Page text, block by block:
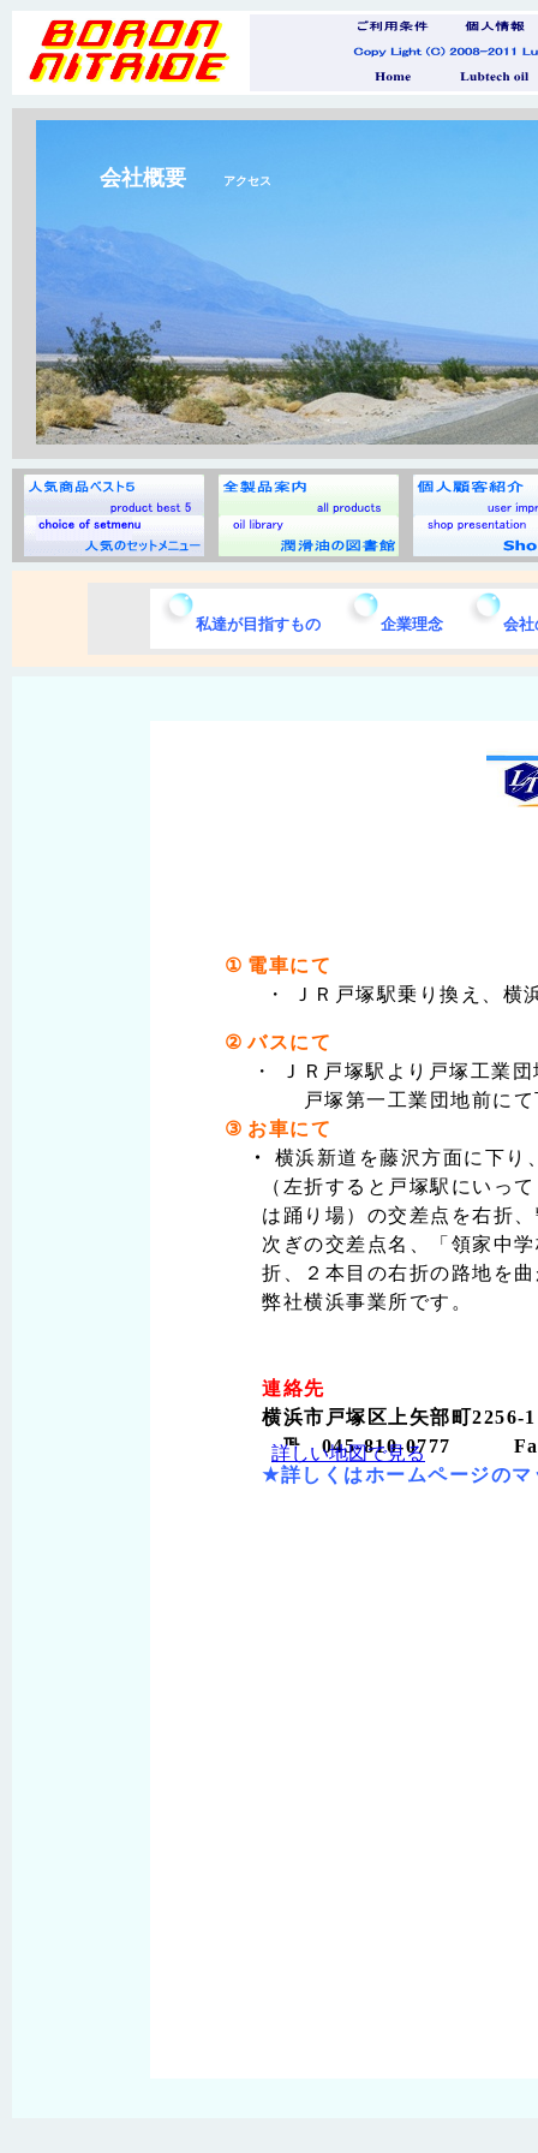
私達が目指すもの 企業理念 会
① 電車にて
・
ＪＲ 戸塚駅乗り換え、横
② バスにて
・
ＪＲ 戸塚駅 より戸塚工業
戸塚第一工業団地前にて
③ お車にて
・ 横浜新道を藤沢方面に下
（左折すると戸塚駅にいっ
は踊り場）の交差点を右折
次ぎの交差点名、「領家中
折、２本目の右折の路地を
弊社横浜事業所です。
連絡先
横浜市戸塚区上矢部町
℡ 045-810-0777 Fax
★詳しくはホームページの
詳しい地図で見る
会社概要 アクセス